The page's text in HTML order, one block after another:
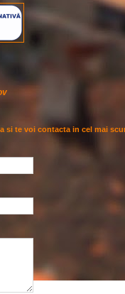
si te voi contacta in cel mai